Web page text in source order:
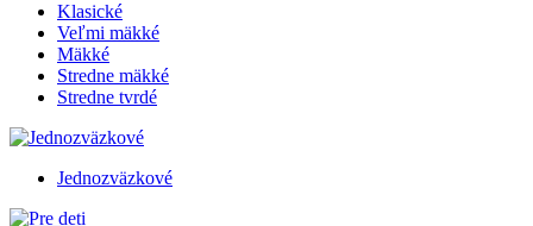
Klasické
Veľmi mäkké
Mäkké
Stredne mäkké
Stredne tvrdé
Jednozväzkové